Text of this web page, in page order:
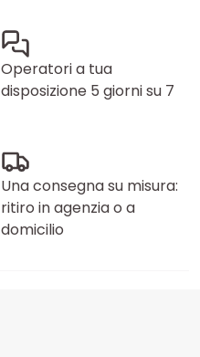
Operatori a tua
disposizione 5 giorni su 7
Una consegna su misura:
ritiro in agenzia o a
domicilio